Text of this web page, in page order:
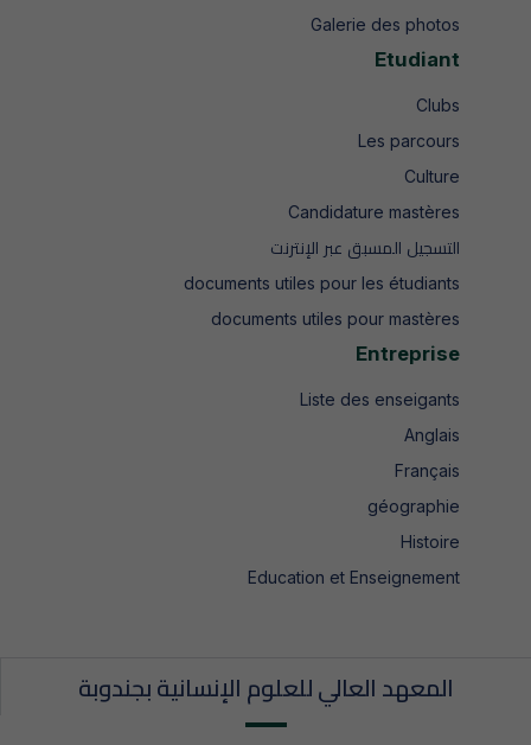
Galerie des photos
Etudiant
Clubs
Les parcours
Culture
Candidature mastères
التسجيل المسبق عبر الإنترنت
documents utiles pour les étudiants
documents utiles pour mastères
Entreprise
Liste des enseigants
Anglais
Français
géographie
Histoire
Education et Enseignement
المعهد العالي للعلوم الإنسانية بجندوبة